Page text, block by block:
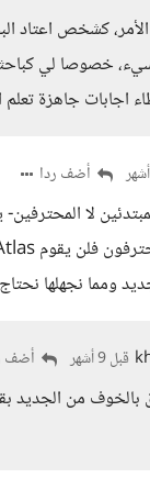
كشخص اعتاد
خصوصا لي
اجابات جاهزة
أضف ردا
لا
ومما نجهلها
قبل 9 أشهر أضف
بالخوف من